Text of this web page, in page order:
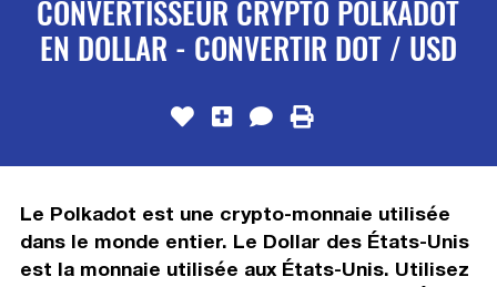
CONVERTISSEUR CRYPTO POLKADOT
EN DOLLAR - CONVERTIR DOT / USD
Le Polkadot est une crypto-monnaie utilisée
dans le monde entier. Le Dollar des États-Unis
est la monnaie utilisée aux États-Unis. Utilisez